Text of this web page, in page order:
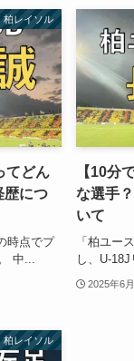
柏レイソル
てどん
歴につ
時点でプ
中...
【10分
な選手
いて
「柏ユー
し、U-18J
2025年6
柏レイソル